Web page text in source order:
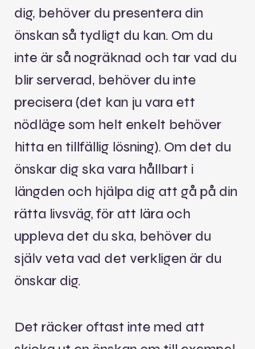
dig, behöver du presentera din
önskan så tydligt du kan. Om du
inte är så nogräknad och tar vad du
blir serverad, behöver du inte
precisera (det kan ju vara ett
nödläge som helt enkelt behöver
hitta en tillfällig lösning). Om det du
önskar dig ska vara hållbart i
längden och hjälpa dig att gå på din
rätta livsväg, för att lära och
uppleva det du ska, behöver du
själv veta vad det verkligen är du
önskar dig.
Det räcker oftast inte med att